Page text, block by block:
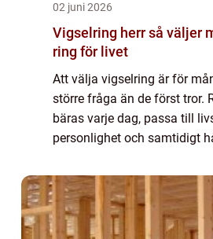
02 juni 2026
Vigselring herr så väljer mannen en
ring för livet
Att välja vigselring är för
större fråga än de först tror.
bäras varje dag, passa till
personlighet och samtidigt
praktisk och kännas helt rätt